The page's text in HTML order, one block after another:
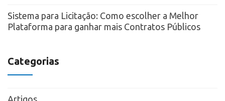
Sistema para Licitação: Como escolher a Melhor
Plataforma para ganhar mais Contratos Públicos
Categorias